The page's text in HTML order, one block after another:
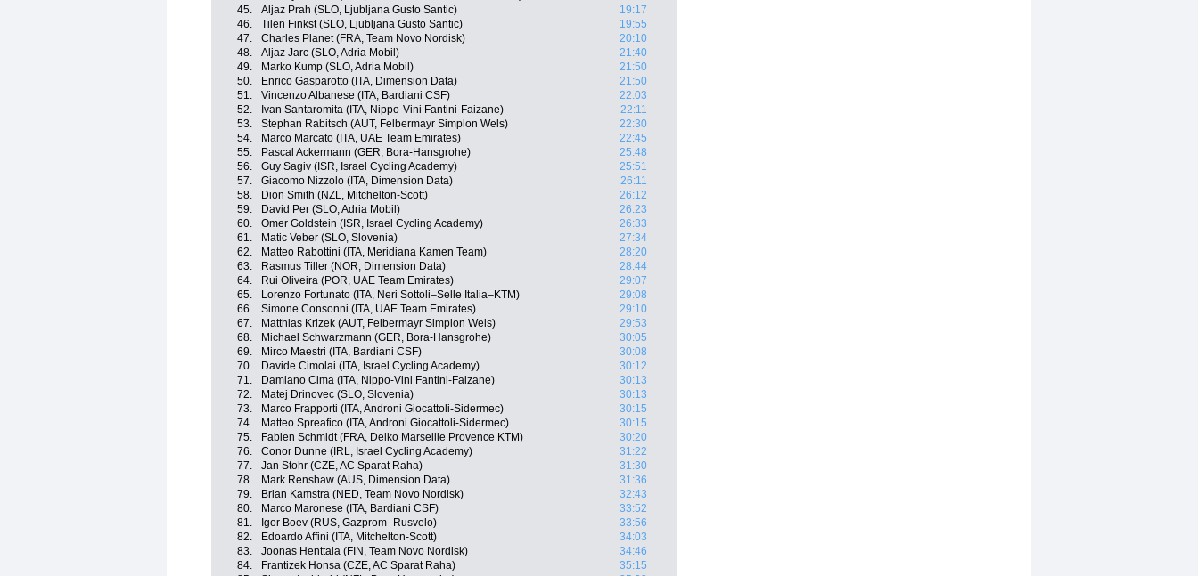
45.
Aljaz Prah (SLO, Ljubljana Gusto Santic)
19:17
46.
Tilen Finkst (SLO, Ljubljana Gusto Santic)
19:55
47.
Charles Planet (FRA, Team Novo Nordisk)
20:10
48.
Aljaz Jarc (SLO, Adria Mobil)
21:40
49.
Marko Kump (SLO, Adria Mobil)
21:50
50.
Enrico Gasparotto (ITA, Dimension Data)
21:50
51.
Vincenzo Albanese (ITA, Bardiani CSF)
22:03
52.
Ivan Santaromita (ITA, Nippo-Vini Fantini-Faizane)
22:11
53.
Stephan Rabitsch (AUT, Felbermayr Simplon Wels)
22:30
54.
Marco Marcato (ITA, UAE Team Emirates)
22:45
55.
Pascal Ackermann (GER, Bora-Hansgrohe)
25:48
56.
Guy Sagiv (ISR, Israel Cycling Academy)
25:51
57.
Giacomo Nizzolo (ITA, Dimension Data)
26:11
58.
Dion Smith (NZL, Mitchelton-Scott)
26:12
59.
David Per (SLO, Adria Mobil)
26:23
60.
Omer Goldstein (ISR, Israel Cycling Academy)
26:33
61.
Matic Veber (SLO, Slovenia)
27:34
62.
Matteo Rabottini (ITA, Meridiana Kamen Team)
28:20
63.
Rasmus Tiller (NOR, Dimension Data)
28:44
64.
Rui Oliveira (POR, UAE Team Emirates)
29:07
65.
Lorenzo Fortunato (ITA, Neri Sottoli–Selle Italia–KTM)
29:08
66.
Simone Consonni (ITA, UAE Team Emirates)
29:10
67.
Matthias Krizek (AUT, Felbermayr Simplon Wels)
29:53
68.
Michael Schwarzmann (GER, Bora-Hansgrohe)
30:05
69.
Mirco Maestri (ITA, Bardiani CSF)
30:08
70.
Davide Cimolai (ITA, Israel Cycling Academy)
30:12
71.
Damiano Cima (ITA, Nippo-Vini Fantini-Faizane)
30:13
72.
Matej Drinovec (SLO, Slovenia)
30:13
73.
Marco Frapporti (ITA, Androni Giocattoli-Sidermec)
30:15
74.
Matteo Spreafico (ITA, Androni Giocattoli-Sidermec)
30:15
75.
Fabien Schmidt (FRA, Delko Marseille Provence KTM)
30:20
76.
Conor Dunne (IRL, Israel Cycling Academy)
31:22
77.
Jan Stohr (CZE, AC Sparat Raha)
31:30
78.
Mark Renshaw (AUS, Dimension Data)
31:36
79.
Brian Kamstra (NED, Team Novo Nordisk)
32:43
80.
Marco Maronese (ITA, Bardiani CSF)
33:52
81.
Igor Boev (RUS, Gazprom–Rusvelo)
33:56
82.
Edoardo Affini (ITA, Mitchelton-Scott)
34:03
83.
Joonas Henttala (FIN, Team Novo Nordisk)
34:46
84.
Frantizek Honsa (CZE, AC Sparat Raha)
35:15